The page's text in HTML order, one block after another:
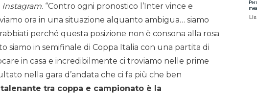
Instagram. “Contro ogni pronostico l’Inter vince e
ora in una situazione alquanto ambigua… siamo
perché questa posizione non è consona alla rosa
siamo in semifinale di Coppa Italia con una partita di
in casa e incredibilmente ci troviamo nelle prime
nella gara d’andata che ci fa più che ben
tra coppa e campionato è la